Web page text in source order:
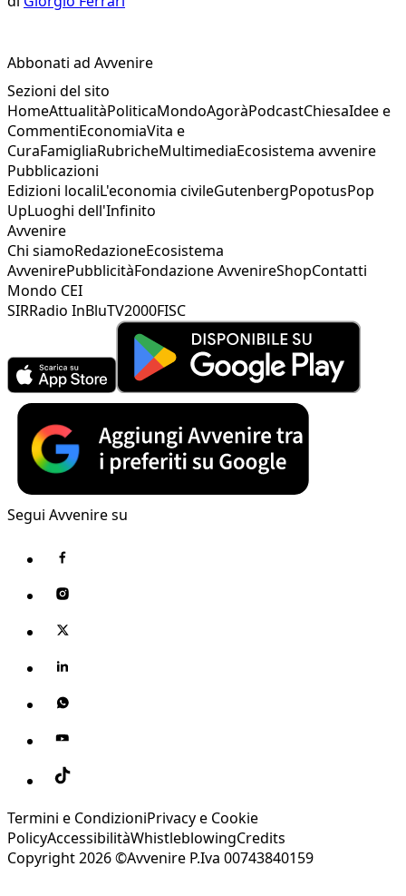
Abbonati ad Avvenire
Sezioni del sito
HomeAttualitàPoliticaMondoAgoràPodcastChiesaIdee e
CommentiEconomiaVita e
CuraFamigliaRubricheMultimediaEcosistema avvenire
Pubblicazioni
Edizioni localiL'economia civileGutenbergPopotusPop
UpLuoghi dell'Infinito
Avvenire
Chi siamoRedazioneEcosistema
AvvenirePubblicitàFondazione AvvenireShopContatti
Mondo CEI
SIRRadio InBluTV2000FISC
Segui Avvenire su
Termini e CondizioniPrivacy e Cookie
PolicyAccessibilitàWhistleblowingCredits
Copyright 2026 ©Avvenire P.Iva 00743840159